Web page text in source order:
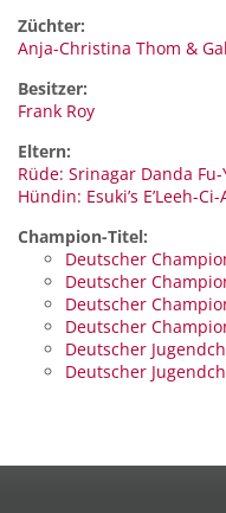
Züchter:
Anja-Christina Thom &
Besitzer:
Frank Roy
Eltern:
Rüde: Srinagar Danda Fu-
Hündin: Esuki’s E’Leeh-
Champion-Titel:
Deutscher
Deutscher
Deutscher
Deutscher
Deutscher
Deutscher